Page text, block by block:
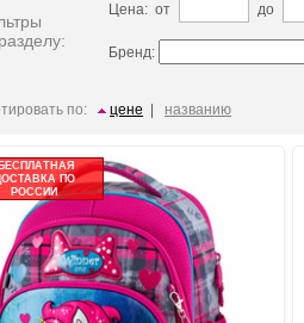
Цена: от до
Бренд:
по: цене названию
БЕСПЛАТНАЯ
ПО
РОССИИ